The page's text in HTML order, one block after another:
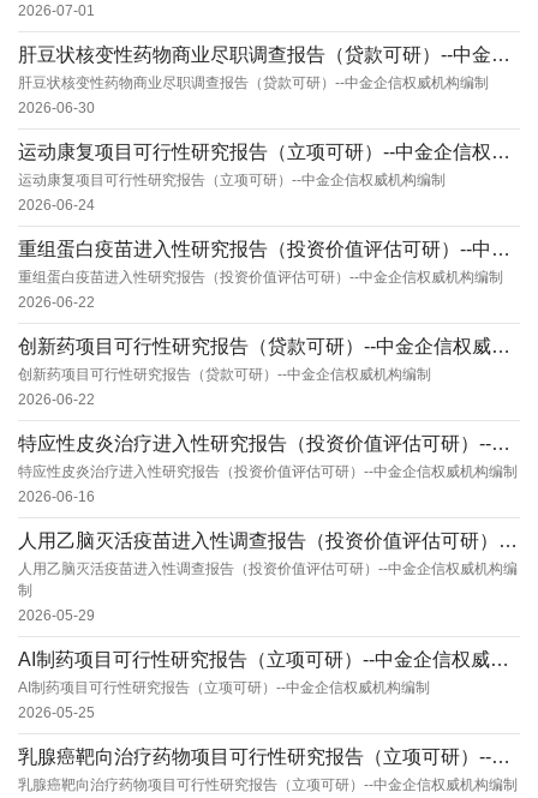
2026-07-01
肝豆状核变性药物商业尽职调查报告（贷款可研）--中金企信权威机构编制
肝豆状核变性药物商业尽职调查报告（贷款可研）--中金企信权威机构编制
2026-06-30
运动康复项目可行性研究报告（立项可研）--中金企信权威机构编制
运动康复项目可行性研究报告（立项可研）--中金企信权威机构编制
2026-06-24
重组蛋白疫苗进入性研究报告（投资价值评估可研）--中金企信权威机构编制
重组蛋白疫苗进入性研究报告（投资价值评估可研）--中金企信权威机构编制
2026-06-22
创新药项目可行性研究报告（贷款可研）--中金企信权威机构编制
创新药项目可行性研究报告（贷款可研）--中金企信权威机构编制
2026-06-22
特应性皮炎治疗进入性研究报告（投资价值评估可研）--中金企信权威机构编制
特应性皮炎治疗进入性研究报告（投资价值评估可研）--中金企信权威机构编制
2026-06-16
人用乙脑灭活疫苗进入性调查报告（投资价值评估可研）--中金企信权威机构编制
人用乙脑灭活疫苗进入性调查报告（投资价值评估可研）--中金企信权威机构编
制
2026-05-29
AI制药项目可行性研究报告（立项可研）--中金企信权威机构编制
AI制药项目可行性研究报告（立项可研）--中金企信权威机构编制
2026-05-25
乳腺癌靶向治疗药物项目可行性研究报告（立项可研）--中金企信权威机构编制
乳腺癌靶向治疗药物项目可行性研究报告（立项可研）--中金企信权威机构编制